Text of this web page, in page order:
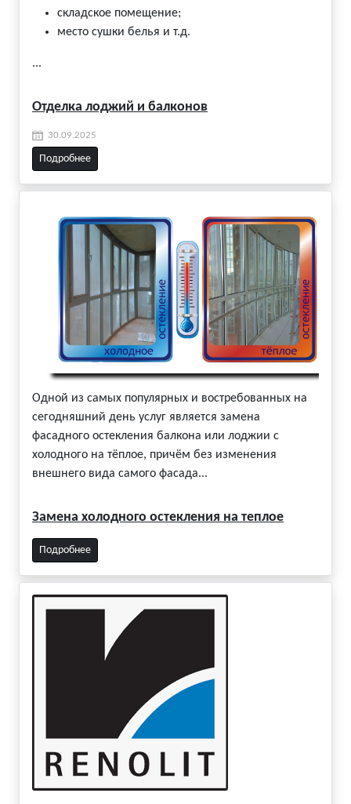
складское помещение;
место сушки белья и т.д.
...
Отделка лоджий и балконов
30.09.2025
Подробнее
Одной из самых популярных и востребованных на
сегодняшний день услуг является замена
фасадного остекления балкона или лоджии с
холодного на тёплое, причём без изменения
внешнего вида самого фасада...
Замена холодного остекления на теплое
Подробнее